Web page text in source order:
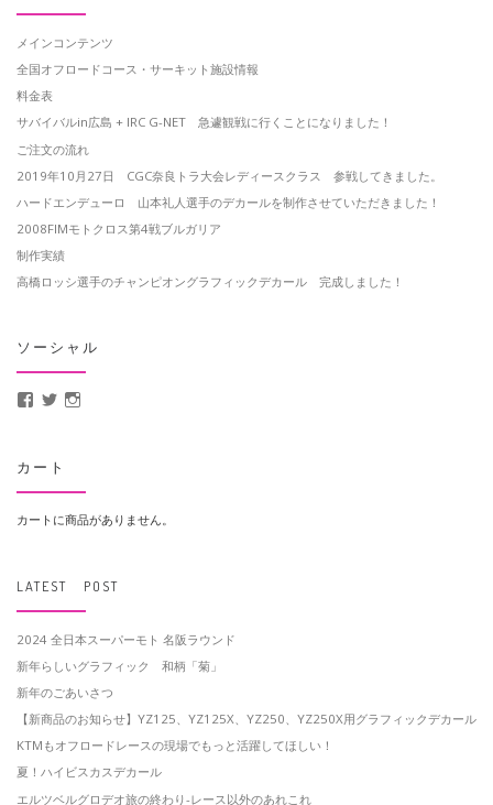
メインコンテンツ
全国オフロードコース・サーキット施設情報
料金表
サバイバルin広島 + IRC G-NET 急遽観戦に行くことになりました！
ご注文の流れ
2019年10月27日 CGC奈良トラ大会レディースクラス 参戦してきました。
ハードエンデューロ 山本礼人選手のデカールを制作させていただきました！
2008FIMモトクロス第4戦ブルガリア
制作実績
高橋ロッシ選手のチャンピオングラフィックデカール 完成しました！
ソーシャル
MotoCrusader さんのプロフィールを Facebook で表示
@MotoCrusader さんのプロフィールを Twitter で表示
カート
カートに商品がありません。
LATEST POST
2024 全日本スーパーモト 名阪ラウンド
新年らしいグラフィック 和柄「菊」
新年のごあいさつ
【新商品のお知らせ】YZ125、YZ125X、YZ250、YZ250X用グラフィックデカール
KTMもオフロードレースの現場でもっと活躍してほしい！
夏！ハイビスカスデカール
エルツベルグロデオ旅の終わり-レース以外のあれこれ